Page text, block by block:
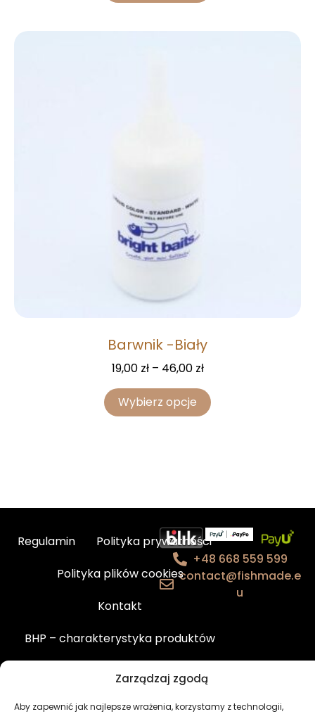
Zarządzaj zgodą
Aby zapewnić jak najlepsze wrażenia, korzystamy z technologii,
Barwnik -Biały
19,00 zł – 46,00 zł
Wybierz opcje
Regulamin
Polityka prywatności
Polityka plików cookies
Kontakt
BHP – charakterystyka produktów
Moje konto
+48 668 559 599
contact@fishmade.e
u